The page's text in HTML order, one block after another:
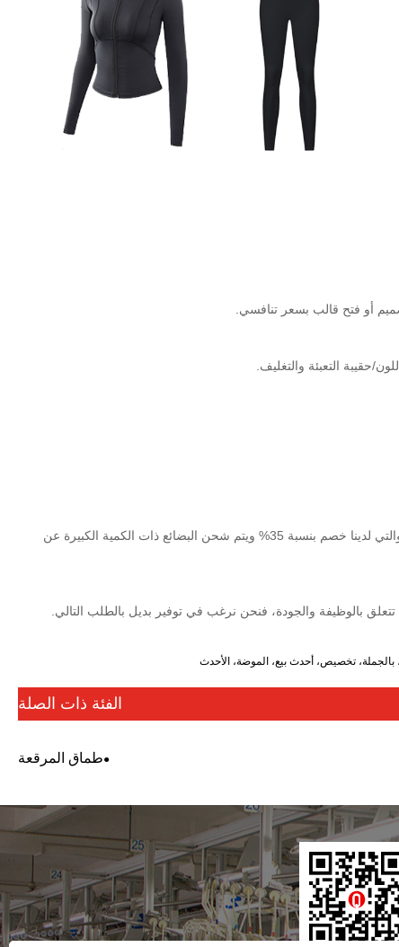
أو فتح قالب بسعر تنافسي.
حقيبة التعبئة والتغليف.
ج: فيما يتعلق بطلب العينة، يمكننا إرسالها عن طريق FedEx وDHL وTHT Express والتي لدينا خصم بنسبة 35% ويتم شحن البضائع ذات الكمية الكبيرة عن
الفئة ذات الصلة
طماق المرقعة